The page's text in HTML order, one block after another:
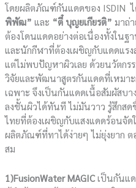
โดยผลิตภัณฑ์กันแดดของ ISDIN
พิพัฒ” และ “ตี๋ บุญยเกียรติ” มาถ่
ต้องโดนแดดอย่างต่อเนื่องทั้งในฐ
และนักกีฬาที่ต้องเผชิญกับแดดแร
แต่ไม่พบปัญหาผิวเลย ด้วยนวัตกร
วิจัยและพัฒนาสูตรกันแดดที่เหมา
เฉพาะ จึงเป็นกันแดดเนื้อสัมผัสบ
ลงชั้นผิวได้ทันที ไม่มันวาว รู้สึกส
ไทยที่ต้องเผชิญกับแสงแดดร้อนจั
ผลิตภัณฑ์ที่ทาได้ง่ายๆ ไม่ยุ่งยาก ต
สม
1)FusionWater MAGICเป็นกันแด